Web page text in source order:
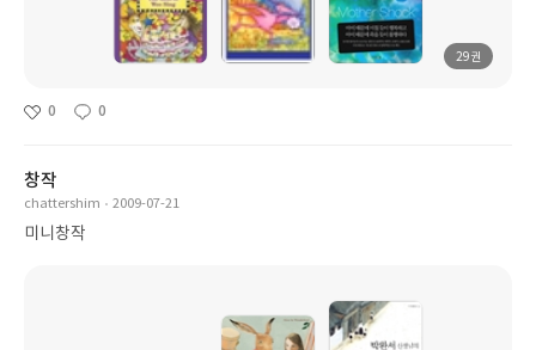
29권
0 0
창작
chattershim 2009-07-21
미니창작